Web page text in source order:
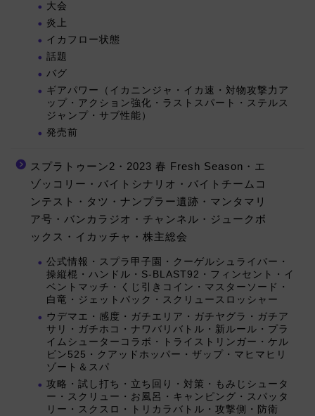
大会
炎上
イカフロー状態
話題
バグ
ギアパワー（イカニンジャ・イカ速・対物攻撃力ア
ップ・アクション強化・ラストスパート・ステルス
ジャンプ・サブ性能）
発売前
スプラトゥーン2・2023 春 Fresh Season・エ
ゾッコリー・バイトシナリオ・バイトチームコ
ンテスト・タツ・ナンプラー遺跡・マンタマリ
ア号・バンカラジオ・チャンネル・ジュークボ
ックス・イカッチャ・株主総会
公式情報・スプラ甲子園・クーゲルシュライバー・
操縦棍・ハンドル・S-BLAST92・フィンセント・イ
ベントマッチ・くじ引きコイン・マスターソード・
白竜・ジェットパック・スクリュースロッシャー
ウデマエ・感度・ガチエリア・ガチヤグラ・ガチア
サリ・ガチホコ・ナワバリバトル・新ルール・プラ
イムシューターコラボ・トライストリンガー・ケル
ビン525・クアッドホッパー・ザップ・マヒマヒリ
ゾート＆スパ
攻略・試し打ち・立ち回り・対策・もみじシュータ
ー・スクリュー・お風呂・キャンピング・スパッタ
リー・スクスロ・トリカラバトル・攻撃側・防衛